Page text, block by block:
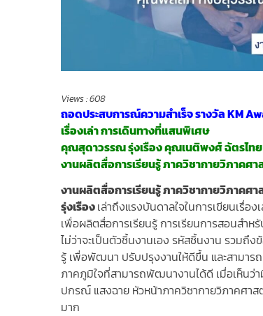
Views :608
ถอดประสบการณ์ความสำเร็จ รางวัล KM
เรื่องเล่า การเดินทางที่แสนพิเศษ
คุณสุดาวรรณ รุ่งเรือง คุณเนติพงศ์ ฉัตรไ
งานผลิตสื่อการเรียนรู้ ภาควิชากายวิภาคศา
งานผลิตสื่อการเรียนรู้ ภาควิชากายวิภาคศา
รุ่งเรืองเล่าถึงแรงบันดาลใจในการเขียนเรื่อ
เพื่อผลิตสื่อการเรียนรู้ การเรียนการสอนสำห
ไม่ว่าจะเป็นตัวชิ้นงานเอง รหัสชิ้นงาน รวม
รู้ เพื่อพัฒนา ปรับปรุงงานให้ดีขึ้น และสามาร
ภาคภูมิใจที่สามารถพัฒนางานได้ดี เมื่อเห็นว่
ปกรณ์ แสงฉาย หัวหน้าภาควิชากายวิภาคศา
มาก